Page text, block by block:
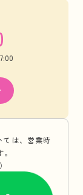
は、営業時